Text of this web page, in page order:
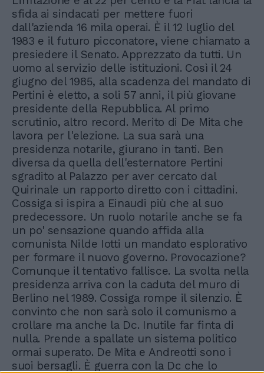
sfida ai sindacati per mettere fuori
dall'azienda 16 mila operai. È il 12 luglio del
1983 e il futuro picconatore, viene chiamato a
presiedere il Senato. Apprezzato da tutti. Un
uomo al servizio delle istituzioni. Così il 24
giugno del 1985, alla scadenza del mandato di
Pertini è eletto, a soli 57 anni, il più giovane
presidente della Repubblica. Al primo
scrutinio, altro record. Merito di De Mita che
lavora per l'elezione. La sua sarà una
presidenza notarile, giurano in tanti. Ben
diversa da quella dell'esternatore Pertini
sgradito al Palazzo per aver cercato dal
Quirinale un rapporto diretto con i cittadini.
Cossiga si ispira a Einaudi più che al suo
predecessore. Un ruolo notarile anche se fa
un po' sensazione quando affida alla
comunista Nilde Iotti un mandato esplorativo
per formare il nuovo governo. Provocazione?
Comunque il tentativo fallisce. La svolta nella
presidenza arriva con la caduta del muro di
Berlino nel 1989. Cossiga rompe il silenzio. È
convinto che non sarà solo il comunismo a
crollare ma anche la Dc. Inutile far finta di
nulla. Prende a spallate un sistema politico
ormai superato. De Mita e Andreotti sono i
suoi bersagli. È guerra con la Dc che lo